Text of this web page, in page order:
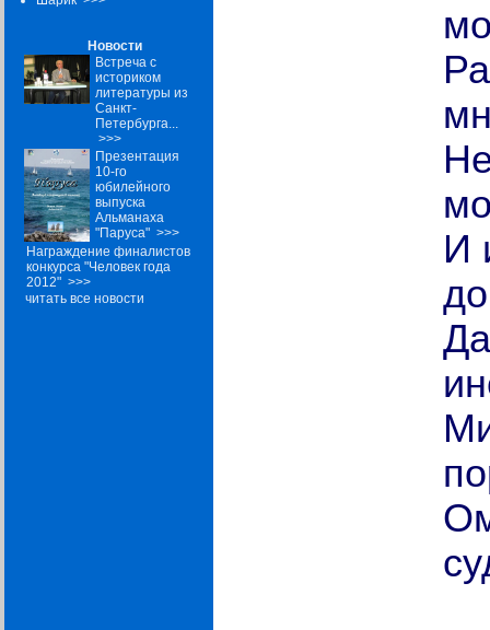
Новости
Встреча с
историком
литературы из
Санкт-
Петербурга...
>>>
Презентация
10-го
юбилейного
выпуска
Альманаха
"Паруса" >>>
Награждение финалистов
конкурса "Человек года
2012" >>>
читать все новости
И